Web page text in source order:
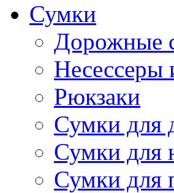
Сумки
Дорожные
Несессеры
Рюкзаки
Сумки для
Сумки для
Сумки для